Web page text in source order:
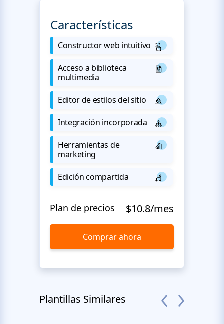
Características
Constructor web intuitivo
Acceso a biblioteca
multimedia
Editor de estilos del sitio
Integración incorporada
Herramientas de
marketing
Edición compartida
Plan de precios $10.8/mes
Comprar ahora
Plantillas Similares